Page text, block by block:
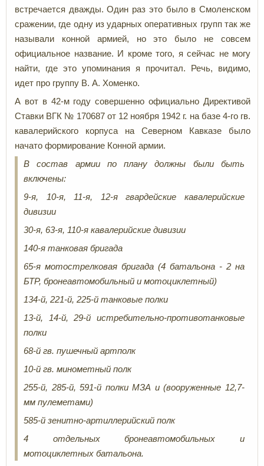
встречается дважды. Один раз это было в Смоленском
сражении, где одну из ударных оперативных групп так же
называли конной армией, но это было не совсем
официальное название. И кроме того, я сейчас не могу
найти, где это упоминания я прочитал. Речь, видимо,
идет про группу В. А. Хоменко.
А вот в 42-м году совершенно официально Директивой
Ставки ВГК № 170687от 12 ноября 1942 г. на базе 4-го гв.
кавалерийского корпуса на Северном Кавказе было
начато формирование Конной армии.
В состав армии по плану должны были быть
включены:
9-я, 10-я, 11-я, 12-я гвардейские кавалерийские
дивизии
30-я, 63-я, 110-я кавалерийские дивизии
140-я танковая бригада
65-я мотострелковая бригада (4 батальона - 2 на
БТР, бронеавтомобильный и мотоциклетный)
134-й, 221-й, 225-й танковые полки
13-й, 14-й, 29-й истребительно-противотанковые
полки
68-й гв. пушечный артполк
10-й гв. минометный полк
255-й, 285-й, 591-й полки МЗА и (вооруженные 12,7-
мм пулеметами)
585-й зенитно-артиллерийский полк
4 отдельных бронеавтомобильных и
мотоциклетных батальона.